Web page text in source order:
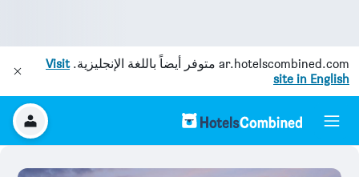
ar.hotelscombined.com متوفر أيضاً باللغة الإنجليزية.Visit
site in English